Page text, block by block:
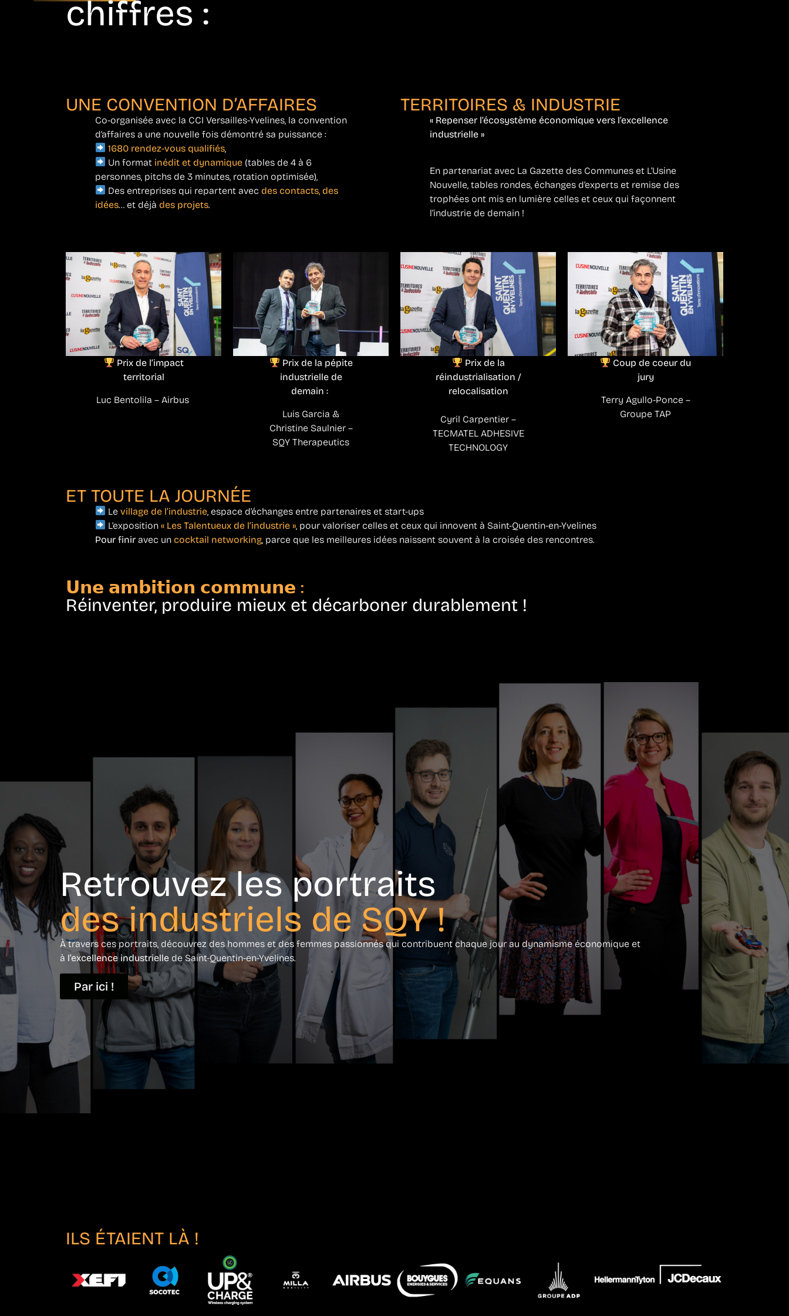
chiffres :
UNE CONVENTION D’AFFAIRES
Co-organisée avec la CCI Versailles-Yvelines, la convention
d’affaires a une nouvelle fois démontré sa puissance :
1680 rendez-vous qualifiés
Un format inédit et dynamique (tables de 4 à 6
personnes, pitchs de 3 minutes, rotation optimisée),
Des entreprises qui repartent avecdes contacts, des
idées… et déjà des projets.
TERRITOIRES & INDUSTRIE
« Repenser l’écosystème économique vers l’excellence
industrielle »
En partenariat avec La Gazette des Communes et L’Usine
Nouvelle, tables rondes, échanges d’experts et remise des
trophées ont mis en lumière celles et ceux qui façonnent
l’industrie de demain !
Prix de l’impact
territorial
Luc Bentolila – Airbus
Prix de la pépite
industrielle de
demain :
Luis Garcia &
Christine Saulnier –
SQY Therapeutics
Prix de la
réindustrialisation /
relocalisation
Cyril Carpentier –
TECMATEL ADHESIVE
TECHNOLOGY
Coup de coeur du
jury
Terry Agullo-Ponce –
Groupe TAP
ET TOUTE LA JOURNÉE
Levillage de l’industrie , espace d’échanges entre partenaires et start-ups
L’exposition« Les Talentueux de l’industrie » , pour valoriser celles et ceux qui innovent à Saint-Quentin-en-Yvelines
Pour finir avec un cocktail networking , parce que les meilleures idées naissent souvent à la croisée des rencontres.
𝗨𝗻𝗲 𝗮𝗺𝗯𝗶𝘁𝗶𝗼𝗻 𝗰𝗼𝗺𝗺𝘂𝗻𝗲 :
Réinventer, produire mieux et décarboner durablement !
Retrouvez les portraits
des industriels de SQY !
À travers ces portraits, découvrez des hommes et des femmes passionnés qui contribuent chaque jour au dynamisme économique et
à l’excellence industrielle de Saint-Quentin-en-Yvelines.
Par ici !
ILS ÉTAIENT LÀ !